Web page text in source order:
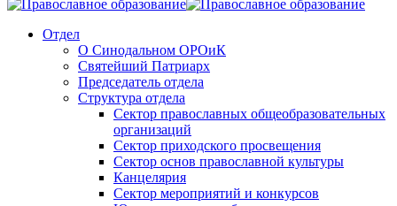
Отдел
О Синодальном ОРОиК
Святейший Патриарх
Председатель отдела
Структура отдела
Сектор православных общеобразовательных
организаций
Сектор приходского просвещения
Сектор основ православной культуры
Канцелярия
Сектор мероприятий и конкурсов